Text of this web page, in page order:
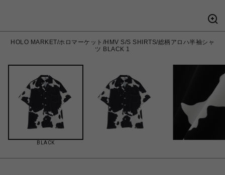
HOLO MARKET/ホロマーケット/HMV S/S SHIRTS/総柄アロハ半袖シャ
ツ BLACK 1
BLACK